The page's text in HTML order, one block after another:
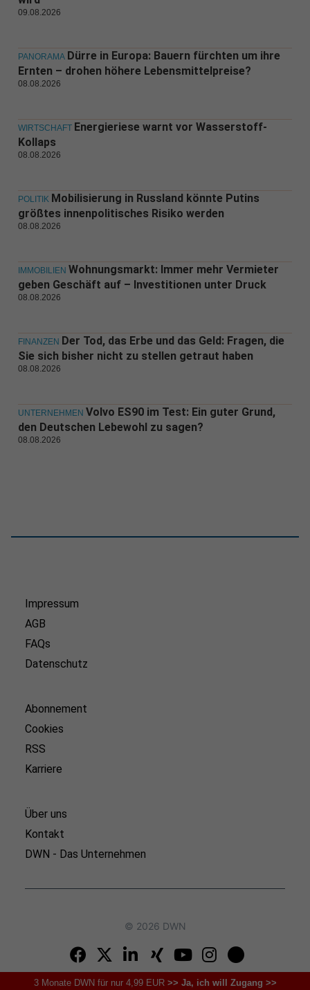
09.08.2026
PANORAMA Dürre in Europa: Bauern fürchten um ihre
Ernten – drohen höhere Lebensmittelpreise?
08.08.2026
WIRTSCHAFT Energieriese warnt vor Wasserstoff-
Kollaps
08.08.2026
POLITIK Mobilisierung in Russland könnte Putins
größtes innenpolitisches Risiko werden
08.08.2026
IMMOBILIEN Wohnungsmarkt: Immer mehr Vermieter
geben Geschäft auf – Investitionen unter Druck
08.08.2026
FINANZEN Der Tod, das Erbe und das Geld: Fragen, die
Sie sich bisher nicht zu stellen getraut haben
08.08.2026
UNTERNEHMEN Volvo ES90 im Test: Ein guter Grund,
den Deutschen Lebewohl zu sagen?
08.08.2026
Impressum
AGB
FAQs
Datenschutz
Abonnement
Cookies
RSS
Karriere
Über uns
Kontakt
DWN - Das Unternehmen
© 2026 DWN
3 Monate DWN für nur 4,99 EUR>> Ja, ich will Zugang >>